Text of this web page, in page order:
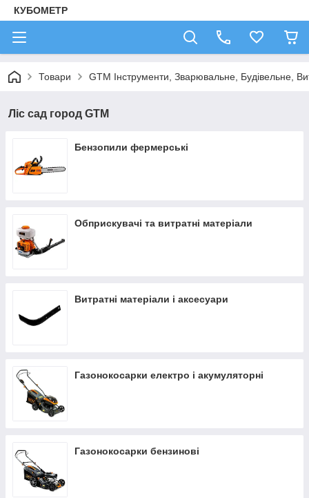
КУБОМЕТР
Товари GTM Інструменти, Зварювальне, Будівельне,
Ліс сад город GTM
Бензопили фермерські
Обприскувачі та витратні матеріали
Витратні матеріали і аксесуари
Газонокосарки електро і акумуляторні
Газонокосарки бензинові